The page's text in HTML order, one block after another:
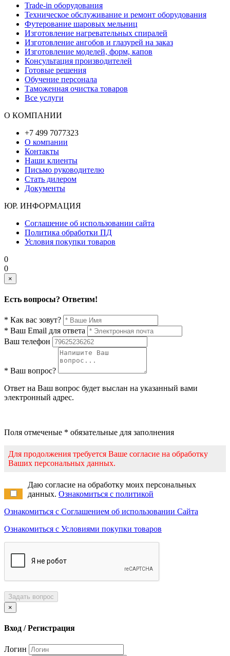
Trade-in оборудования
Техническое обслуживание и ремонт оборудования
Футерование шаровых мельниц
Изготовление нагревательных спиралей
Изготовление ангобов и глазурей на заказ
Изготовление моделей, форм, капов
Консультация производителей
Готовые решения
Обучение персонала
Таможенная очистка товаров
Все услуги
О КОМПАНИИ
+7 499 7077323
О компании
Контакты
Наши клиенты
Письмо руководителю
Стать дилером
Документы
ЮР. ИНФОРМАЦИЯ
Соглашение об использовании сайта
Политика обработки ПД
Условия покупки товаров
0
0
×
Есть вопросы? Ответим!
* Как вас зовут?
* Ваш Email для ответа
Ваш телефон
* Ваш вопрос?
Ответ на Ваш вопрос будет выслан на указанный вами
электронный адрес.
Поля отмеченые * обязательные для заполнения
Для продолжения требуется Ваше согласие на обработку
Ваших персональных данных.
Даю согласие на обработку моих персональных
данных. Ознакомиться с политикой
Ознакомиться с Соглашением об использовании Сайта
Ознакомиться с Условиями покупки товаров
Задать вопрос
×
Вход / Регистрация
Логин